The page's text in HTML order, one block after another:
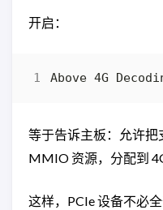
开启：
等于告诉主板：允许把
MMIO 资源，分配到
这样，PCIe 设备不必